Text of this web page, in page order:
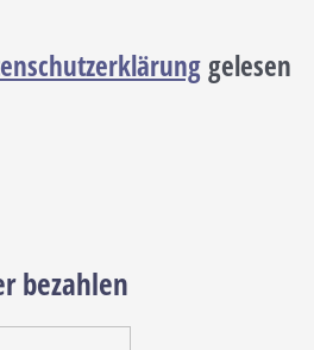
gelesen
bezahlen